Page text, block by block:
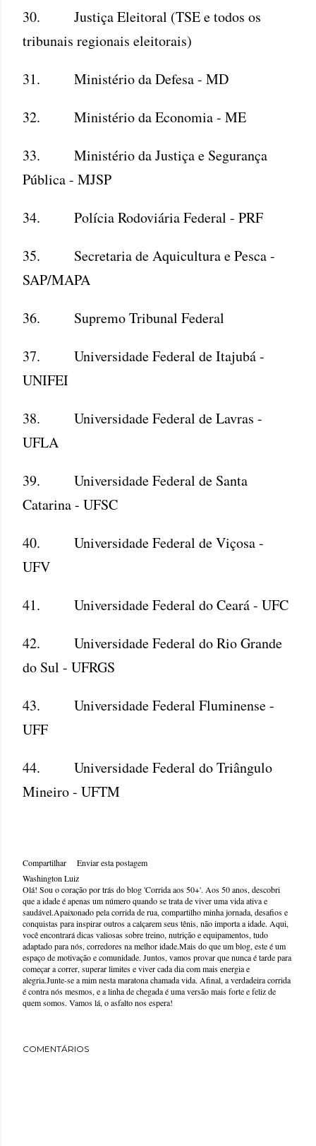
30. Justiça Eleitoral (TSE e todos os
tribunais regionais eleitorais)
31. Ministério da Defesa - MD
32. Ministério da Economia - ME
33. Ministério da Justiça e Segurança
Pública - MJSP
34. Polícia Rodoviária Federal - PRF
35. Secretaria de Aquicultura e Pesca -
SAP/MAPA
36. Supremo Tribunal Federal
37. Universidade Federal de Itajubá -
UNIFEI
38. Universidade Federal de Lavras -
UFLA
39. Universidade Federal de Santa
Catarina - UFSC
40. Universidade Federal de Viçosa -
UFV
41. Universidade Federal do Ceará - UFC
42. Universidade Federal do Rio Grande
do Sul - UFRGS
43. Universidade Federal Fluminense -
UFF
44. Universidade Federal do Triângulo
Mineiro - UFTM
Compartilhar
Enviar esta postagem
Washington Luiz
Olá! Sou o coração por trás do blog 'Corrida aos 50+'. Aos 50 anos, descobri
que a idade é apenas um número quando se trata de viver uma vida ativa e
saudável.Apaixonado pela corrida de rua, compartilho minha jornada, desafios e
conquistas para inspirar outros a calçarem seus tênis, não importa a idade. Aqui,
você encontrará dicas valiosas sobre treino, nutrição e equipamentos, tudo
adaptado para nós, corredores na melhor idade.Mais do que um blog, este é um
espaço de motivação e comunidade. Juntos, vamos provar que nunca é tarde para
começar a correr, superar limites e viver cada dia com mais energia e
alegria.Junte-se a mim nesta maratona chamada vida. Afinal, a verdadeira corrida
é contra nós mesmos, e a linha de chegada é uma versão mais forte e feliz de
quem somos. Vamos lá, o asfalto nos espera!
COMENTÁRIOS